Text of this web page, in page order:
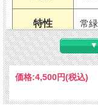
特性 常
用途 地
耐暑性 強い
▼
価格:4,500円(税込)